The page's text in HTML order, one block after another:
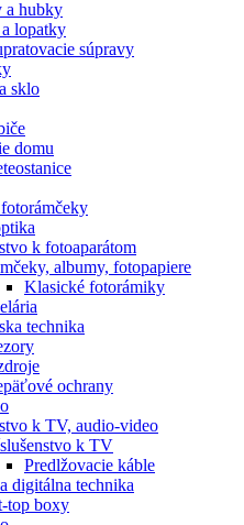
a hubky
lopatky
súpravy
sklo
domu
k fotoaparátom
albumy, fotopapiere
Klasické fotorámiky
technika
ochrany
k TV, audio-video
k TV
Predlžovacie káble
digitálna technika
top boxy